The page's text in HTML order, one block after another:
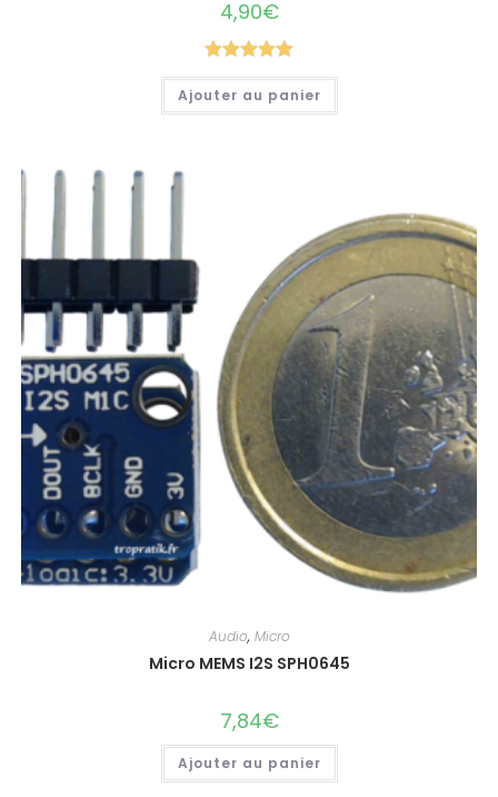
4,90€
Note5.00
sur 5
Ajouter au panier
Audio, Micro
Micro MEMS I2S SPH0645
7,84€
Ajouter au panier